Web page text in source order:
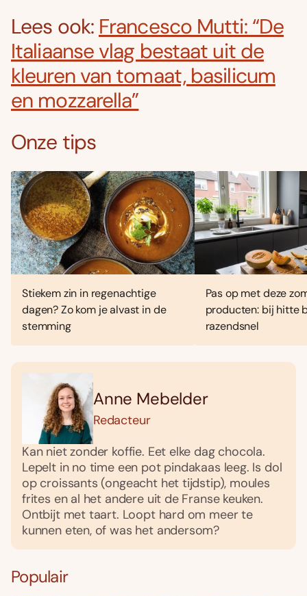
Lees ook: Francesco Mutti: “De
Italiaanse vlag bestaat uit de
kleuren van tomaat, basilicum
en mozzarella”
Onze tips
Stiekem zin in regenachtige
dagen? Zo kom je alvast in de
stemming
Pas op met deze
producten: bij hitte
razendsnel
Anne Mebelder
Redacteur
Kan niet zonder koffie. Eet elke dag chocola.
Lepelt in no time een pot pindakaas leeg. Is dol
op croissants (ongeacht het tijdstip), moules
frites en al het andere uit de Franse keuken.
Ontbijt met taart. Loopt hard om meer te
kunnen eten, of was het andersom?
Populair